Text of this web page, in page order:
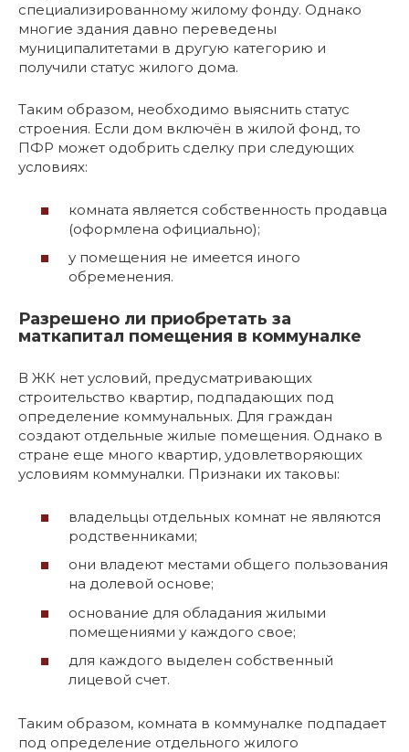
специализированному жилому фонду. Однако
многие здания давно переведены
муниципалитетами в другую категорию и
получили статус жилого дома.
Таким образом, необходимо выяснить статус
строения. Если дом включён в жилой фонд, то
ПФР может одобрить сделку при следующих
условиях:
комната является собственность продавца
(оформлена официально);
у помещения не имеется иного
обременения.
Разрешено ли приобретать за
маткапитал помещения в коммуналке
В ЖК нет условий, предусматривающих
строительство квартир, подпадающих под
определение коммунальных. Для граждан
создают отдельные жилые помещения. Однако в
стране еще много квартир, удовлетворяющих
условиям коммуналки. Признаки их таковы:
владельцы отдельных комнат не являются
родственниками;
они владеют местами общего пользования
на долевой основе;
основание для обладания жилыми
помещениями у каждого свое;
для каждого выделен собственный
лицевой счет.
Таким образом, комната в коммуналке подпадает
под определение отдельного жилого